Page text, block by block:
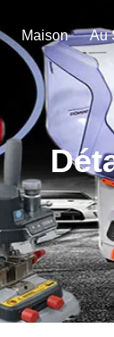
Maison